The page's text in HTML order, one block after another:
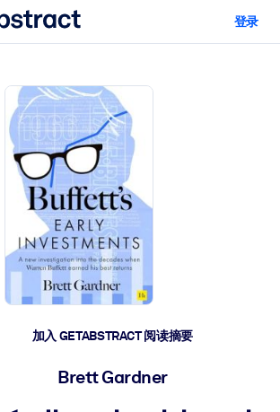
者
键的人工智能技能。
未来的工作时代做好准备。
同学习、解决实际问题并更快采取行动。
未来挑战所需的技能。
统
登录
加入 GETABSTRACT 阅读摘要
Brett Gardner